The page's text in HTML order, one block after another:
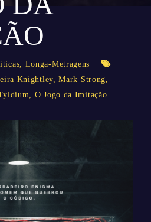
, Longa-Metragens
Knightley,Mark Strong,
, O Jogo da Imitação